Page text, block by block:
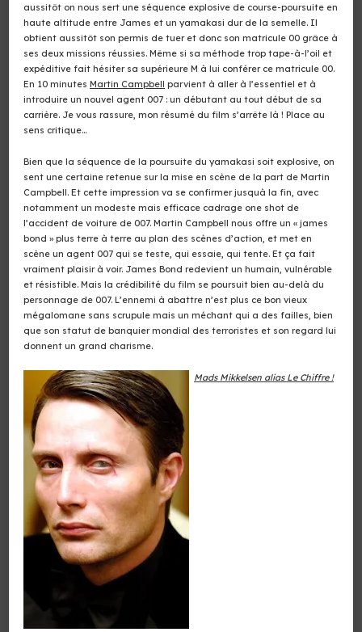
aussitôt on nous sert une séquence explosive de course-poursuite en
haute altitude entre James et un yamakasi dur de la semelle. Il
obtient aussitôt son permis de tuer et donc son matricule 00 grâce à
ses deux missions réussies. Même si sa méthode trop tape-à-l’oil et
expéditive fait hésiter sa supérieure M à lui conférer ce matricule 00.
En 10 minutes Martin Campbell parvient à aller à l’essentiel et à
introduire un nouvel agent 007 : un débutant au tout début de sa
carrière. Je vous rassure, mon résumé du film s’arrête là ! Place au
sens critique…
Bien que la séquence de la poursuite du yamakasi soit explosive, on
sent une certaine retenue sur la mise en scène de la part de Martin
Campbell. Et cette impression va se confirmer jusquà la fin, avec
notamment un modeste mais efficace cadrage one shot de
l’accident de voiture de 007. Martin Campbell nous offre un « james
bond » plus terre à terre au plan des scènes d’action, et met en
scène un agent 007 qui se teste, qui essaie, qui tente. Et ça fait
vraiment plaisir à voir. James Bond redevient un humain, vulnérable
et résistible. Mais la crédibilité du film se poursuit bien au-delà du
personnage de 007. L’ennemi à abattre n’est plus ce bon vieux
mégalomane sans scrupule mais un méchant qui a des failles, bien
que son statut de banquier mondial des terroristes et son regard lui
donnent un grand charisme.
Mads Mikkelsen alias Le Chiffre !